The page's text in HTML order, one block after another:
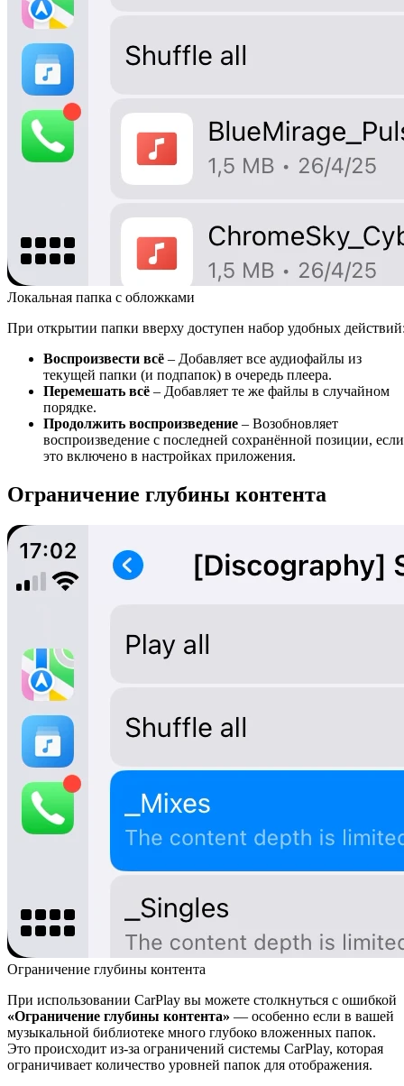
Локальная папка с обложками
При открытии папки вверху доступен набор удобных
Воспроизвести всё – Добавляет все аудиофайлы из
текущей папки (и подпапок) в очередь плеера.
Перемешать всё – Добавляет те же файлы в случайном
порядке.
Продолжить воспроизведение – Возобновляет
воспроизведение с последней сохранённой позиции, если
это включено в настройках приложения.
Ограничение глубины контента
Ограничение глубины контента
При использовании CarPlay вы можете столкнуться с ошибкой
«Ограничение глубины контента» — особенно если в вашей
музыкальной библиотеке много глубоко вложенных папок.
Это происходит из-за ограничений системы CarPlay, которая
ограничивает количество уровней папок для отображения.